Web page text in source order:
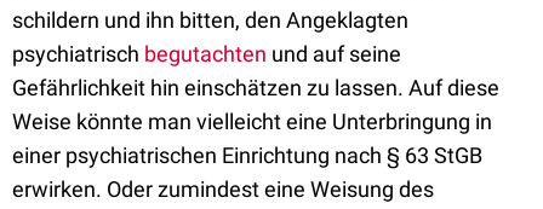
schildern und ihn bitten, den Angeklagten
psychiatrisch begutachten und auf seine
Gefährlichkeit hin einschätzen zu lassen. Auf diese
Weise könnte man vielleicht eine Unterbringung in
einer psychiatrischen Einrichtung nach § 63 StGB
erwirken. Oder zumindest eine Weisung des